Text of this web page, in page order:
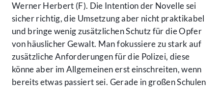
Werner Herbert (F). Die Intention der Novelle sei
sicher richtig, die Umsetzung aber nicht praktikabel
und bringe wenig zusätzlichen Schutz für die Opfer
von häuslicher Gewalt. Man fokussiere zu stark auf
zusätzliche Anforderungen für die Polizei, diese
könne aber im Allgemeinen erst einschreiten, wenn
bereits etwas passiert sei. Gerade in großen Schulen